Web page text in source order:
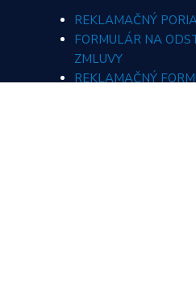
REKLAMAČNÝ
FORMULÁR NA
ZMLUVY
REKLAMAČNÝ